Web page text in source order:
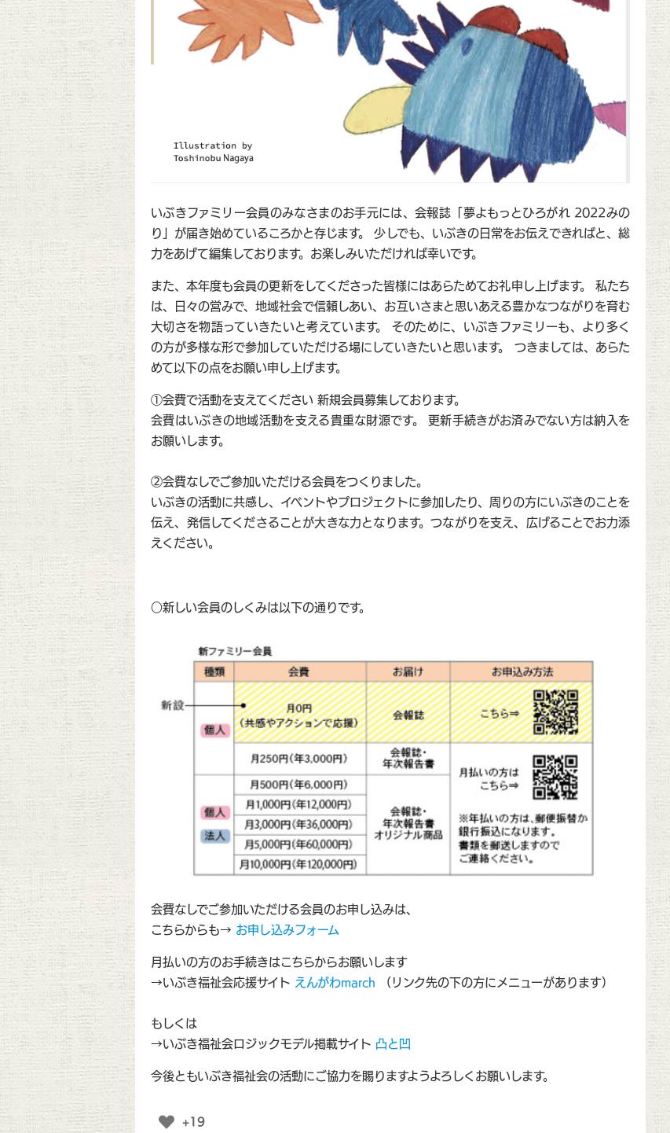
いぶきファミリー会員のみなさまのお手元には、会報誌「夢よもっとひろがれ 2022みの
り」が届き始めているころかと存じます。 少しでも、いぶきの日常をお伝えできればと、総
力をあげて編集しております。お楽しみいただければ幸いです。
また、本年度も会員の更新をしてくださった皆様にはあらためてお礼申し上げます。 私たち
は、日々の営みで、地域社会で信頼しあい、お互いさまと思いあえる豊かなつながりを育む
大切さを物語っていきたいと考えています。 そのために、いぶきファミリーも、より多く
の方が多様な形で参加していただける場にしていきたいと思います。 つきましては、あらた
めて以下の点をお願い申し上げます。
①会費で活動を支えてください 新規会員募集しております。
会費はいぶきの地域活動を支える貴重な財源です。 更新手続きがお済みでない方は納入を
お願いします。
②会費なしでご参加いただける会員をつくりました。
いぶきの活動に共感し、イベントやプロジェクトに参加したり、周りの方にいぶきのことを
伝え、発信してくださることが大きな力となります。つながりを支え、広げることでお力添
えください。
○新しい会員のしくみは以下の通りです。
会費なしでご参加いただける会員のお申し込みは、
こちらからも→ お申し込みフォーム
月払いの方のお手続きはこちらからお願いします
→いぶき福祉会応援サイト えんがわmarch （リンク先の下の方にメニューがあります）
もしくは
→いぶき福祉会ロジックモデル掲載サイト 凸と凹
今後ともいぶき福祉会の活動にご協力を賜りますようよろしくお願いします。
+19